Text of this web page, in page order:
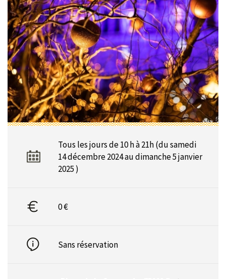
Tous les jours de 10 h à 21h (du samedi
14 décembre 2024 au dimanche 5 janvier
2025 )
0 €
Sans réservation